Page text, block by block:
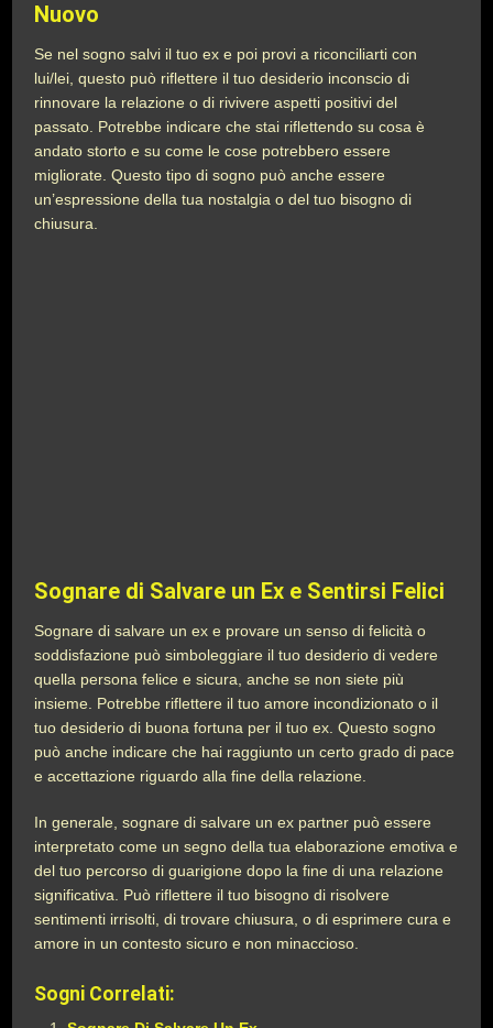
Nuovo
Se nel sogno salvi il tuo ex e poi provi a riconciliarti con
lui/lei, questo può riflettere il tuo desiderio inconscio di
rinnovare la relazione o di rivivere aspetti positivi del
passato. Potrebbe indicare che stai riflettendo su cosa è
andato storto e su come le cose potrebbero essere
migliorate. Questo tipo di sogno può anche essere
un’espressione della tua nostalgia o del tuo bisogno di
chiusura.
Sognare di Salvare un Ex e Sentirsi Felici
Sognare di salvare un ex e provare un senso di felicità o
soddisfazione può simboleggiare il tuo desiderio di vedere
quella persona felice e sicura, anche se non siete più
insieme. Potrebbe riflettere il tuo amore incondizionato o il
tuo desiderio di buona fortuna per il tuo ex. Questo sogno
può anche indicare che hai raggiunto un certo grado di pace
e accettazione riguardo alla fine della relazione.
In generale, sognare di salvare un ex partner può essere
interpretato come un segno della tua elaborazione emotiva e
del tuo percorso di guarigione dopo la fine di una relazione
significativa. Può riflettere il tuo bisogno di risolvere
sentimenti irrisolti, di trovare chiusura, o di esprimere cura e
amore in un contesto sicuro e non minaccioso.
Sogni Correlati: